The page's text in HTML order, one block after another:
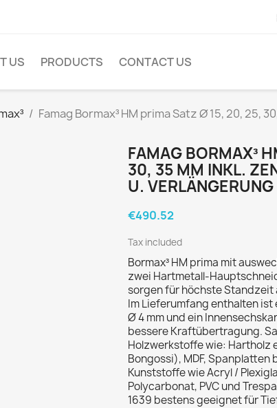
US PRODUCTS CONTACT US
Famag Bormax³ HM prima Satz Ø 15, 20, 25,
FAMAG BORMAX³
30, 35 MM INKL.
U. VERLÄNGERUNG
€490.52
Tax included
Bormax³ HM prima mit
zwei Hartmetall-
sorgen für höchste Standzeit
Im Lieferumfang enthalten
Ø 4 mm und ein
bessere Kraftübertragung.
Holzwerkstoffe wie:
Bongossi), MDF,
Kunststoffe wie Acryl /
Polycarbonat, PVC und
1639 bestens geeignet für